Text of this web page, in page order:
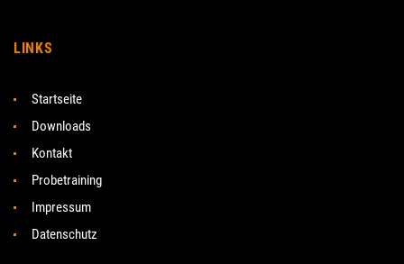
LINKS
Startseite
Downloads
Kontakt
Probetraining
Impressum
Datenschutz